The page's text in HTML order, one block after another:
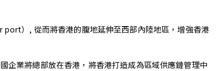
）, 從而將香港的腹地延伸至西部內陸地區，增強香港
企業將總部放在香港，將香港打造成為區域供應鏈管理中